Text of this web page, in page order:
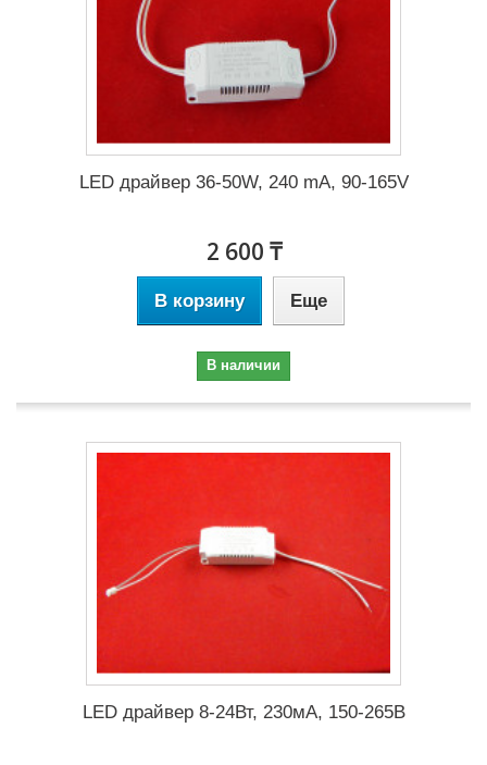
LED драйвер 36-50W, 240 mA, 90-165V
2 600 ₸
В корзину Еще
В наличии
LED драйвер 8-24Вт, 230мА, 150-265В